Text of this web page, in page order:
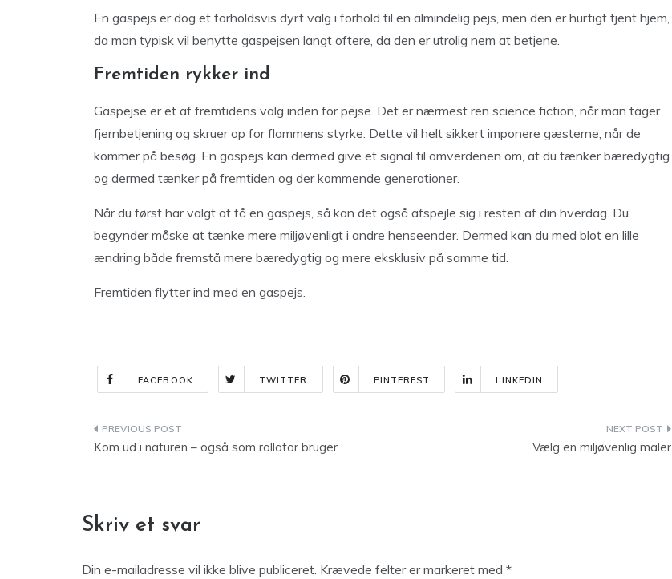
En gaspejs er dog et forholdsvis dyrt valg i forhold til en almindelig pejs, men den er hurtigt tjent hjem,
da man typisk vil benytte gaspejsen langt oftere, da den er utrolig nem at betjene.
Fremtiden rykker ind
Gaspejse er et af fremtidens valg inden for pejse. Det er nærmest ren science fiction, når man tager
fjernbetjening og skruer op for flammens styrke. Dette vil helt sikkert imponere gæsterne, når de
kommer på besøg. En gaspejs kan dermed give et signal til omverdenen om, at du tænker bæredygtig
og dermed tænker på fremtiden og der kommende generationer.
Når du først har valgt at få en gaspejs, så kan det også afspejle sig i resten af din hverdag. Du
begynder måske at tænke mere miljøvenligt i andre henseender. Dermed kan du med blot en lille
ændring både fremstå mere bæredygtig og mere eksklusiv på samme tid.
Fremtiden flytter ind med en gaspejs.
FACEBOOK TWITTER PINTEREST LINKEDIN
Indlægsnavigation
Kom ud i naturen – også som rollator bruger Vælg en miljøvenlig maler
Skriv et svar
Din e-mailadresse vil ikke blive publiceret. Krævede felter er markeret med *